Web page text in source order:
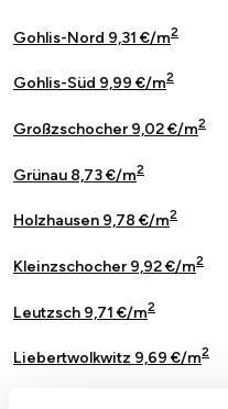
Gohlis-Nord 9,31 €/m2
Gohlis-Süd 9,99 €/m2
Großzschocher 9,02 €/m2
Grünau 8,73 €/m2
Holzhausen 9,78 €/m2
Kleinzschocher 9,92 €/m2
Leutzsch 9,71 €/m2
Liebertwolkwitz 9,69 €/m2